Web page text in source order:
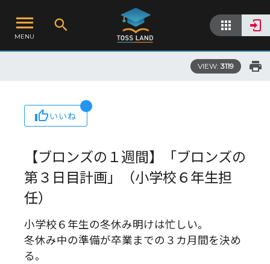
MENU
VIEW: 3119
いいね
【ブロンズの１週間】「ブロンズの
第３日目計画」（小学校６年生担
任）
小学校６年生の冬休み明けは忙しい。
冬休み中の準備が卒業までの３カ月間を決め
る。